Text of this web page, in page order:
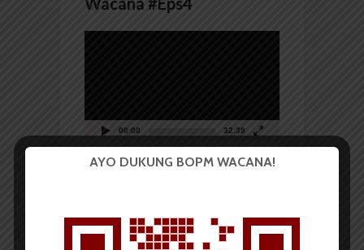
00:00 32:39
BERITA KAMPUS
AYO DUKUNG BOPM WACANA!